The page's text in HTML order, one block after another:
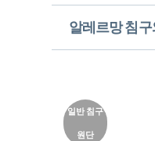
알레르망 침
일반 침구
원단